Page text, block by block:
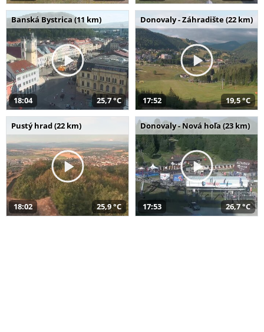
Banská Bystrica (11 km)
18:04 25,7 °C
Donovaly - Záhradište (22 km)
17:52 19,5 °C
Pustý hrad (22 km)
18:02 25,9 °C
Donovaly - Nová hoľa (23 km)
17:53 26,7 °C